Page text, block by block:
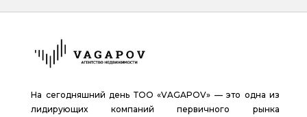
На сегодняшний день ТОО «VAGAPOV» — это одна из
лидирующих компаний первичного рынка